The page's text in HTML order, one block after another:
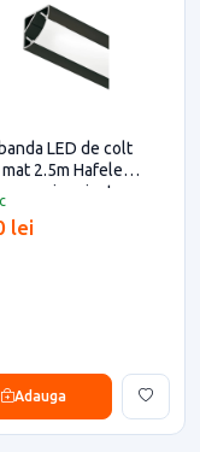
LED de colt
2.5m Hafele
casa si proiecte
lei
Adauga